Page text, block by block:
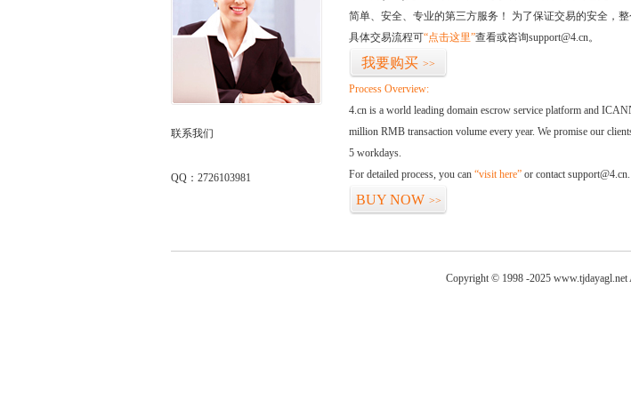
联系我们
QQ：2726103981
简单、安全、专业的第三方服务！ 为了保证交易的安全，整
具体交易流程可“点击这里”查看或咨询support@4.cn。
我要购买 >>
Process Overview:
4.cn is a world leading domain escrow service platform and
million RMB transaction volume every year. We promise our
5 workdays.
For detailed process, you can “visit here” or contact support@4.cn.
BUY NOW >>
Copyright © 1998 -2025 www.tjdayagl.net